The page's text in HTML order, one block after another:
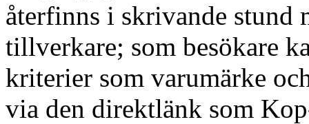
återfinns i skrivande stund
tillverkare; som besökare
kriterier som varumärke
via den direktlänk som